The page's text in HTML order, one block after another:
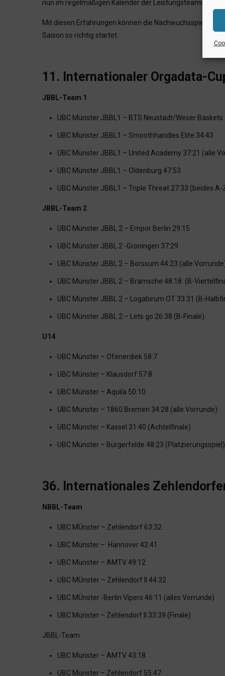
nun im regelmäßigen Kalender der Leistungsteams
Mit diesen Erfahrungen können die Nachwuchsspieler
Saison so richtig startet.
11. Internationaler Orgadata-
JBBL-Team 1
UBC Münster JBBL1 – BTS Neustadt/Weser Baskets
UBC Münster JBBL1 – Smoothhandles Elite 34:43
UBC Münster JBBL1 – United Academy 37:21 (alle
UBC Münster JBBL1 – Oldenburg 47:53
UBC Münster JBBL1 – Triple Threat 27:33 (beides
JBBL-Team 2
UBC Münster JBBL 2 – Empor Berlin 29:15
UBC Münster JBBL 2 -Groningen 37:29
UBC Münster JBBL 2 – Borssum 44:23 (alle
UBC Münster JBBL 2 – Bramsche 48:18 (B-
UBC Münster JBBL 2 – Logabirum OT 33:31 (B-
UBC Münster JBBL 2 – Lets go 26:38 (B-Finale).
U14
UBC Münster – Ofenerdiek 58:7
UBC Münster – Klausdorf 57:8
UBC Münster – Aquila 50:10
UBC Münster – 1860 Bremen 34:28 (alle Vorrunde)
UBC Münster – Kassel 31:40 (Achtelfinale)
UBC Münster – Bürgerfelde 48:23 (Platzierungsspiel)
36. Internationales
NBBL-Team
UBC MÜnster – Zehlendorf 63:32
UBC Münster – Hannover 42:41
UBC Münster – AMTV 49:12
UBC MÜnster – Zehlendorf II 44:32
UBC MÜnster -Berlin Vipers 46:11 (alles Vorrunde)
UBC Münster – Zehlendorf II 33:39 (Finale)
JBBL-Team
UBC Münster – AMTV 43:18
UBC Münster – Zehlendorf 55:47